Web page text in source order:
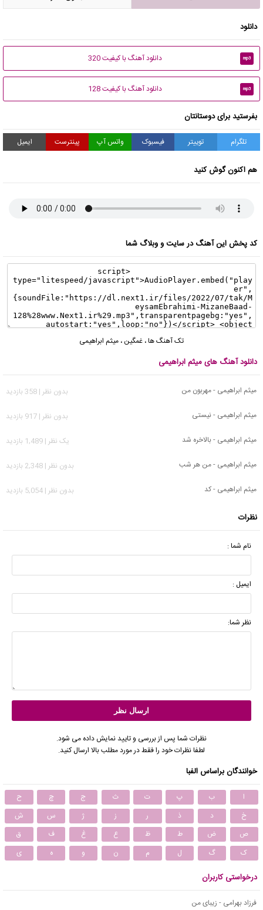
دانلود
mp3 دانلود آهنگ با کیفیت 320
mp3 دانلود آهنگ با کیفیت 128
بفرستید برای دوستانتان
تلگرام توییتر فیسبوک واتس آپ پینترست ایمیل
هم اکنون گوش کنید
کد پخش این آهنگ در سایت و وبلاگ شما
تک آهنگ ها، غمگین ، میثم ابراهیمی
دانلود آهنگ های میثم ابراهیمی
میثم ابراهیمی - مهربون من
بدون نظر | 358 بازدید
میثم ابراهیمی - نیستی
بدون نظر | 917 بازدید
میثم ابراهیمی - بالاخره شد
يک نظر | 1,489 بازدید
میثم ابراهیمی - من هر شب
بدون نظر | 2,348 بازدید
میثم ابراهیمی - کد
بدون نظر | 5,054 بازدید
نظرات
نام شما :
ایمیل :
نظر شما:
نظرات شما پس از بررسی و تایید نمایش داده می شود.
لطفا نظرات خود را فقط در مورد مطلب بالا ارسال کنید.
خوانندگان براساس الفبا
ا ب پ ت ث ج چ
ح
خ
د ذ ر ز ژ س
ش
ص
ض ط ظ ع غ ف
ق
ک
گ ل م ن و ه ی
درخواستی کاربران
فرزاد بهرامی - زیبای من